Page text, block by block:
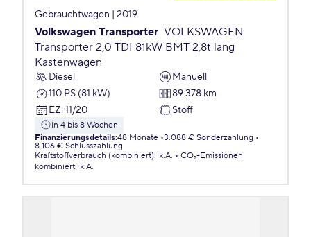
Gebrauchtwagen | 2019
Volkswagen Transporter VOLKSWAGEN
Transporter 2,0 TDI 81kW BMT 2,8t lang
Kastenwagen
Diesel
Manuell
110 PS (81 kW)
89.378 km
EZ: 11/20 Stoff
in 4 bis 8 Wochen
Finanzierungsdetails:48 Monate 3.088 € Sonderzahlung
8.106 € Schlusszahlung
Kraftstoffverbrauch (kombiniert): k.A.
CO₂-Emissionen
kombiniert: k.A.